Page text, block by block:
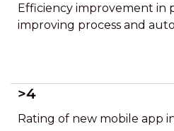
Efficiency improvement in
improving process and
>4
Rating of new mobile app